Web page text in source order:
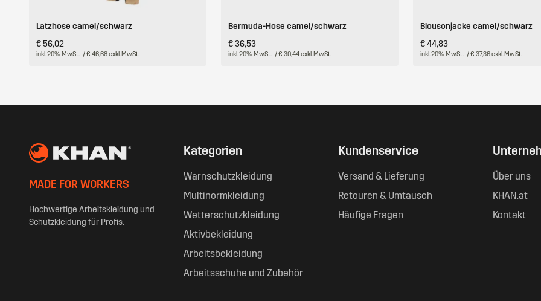
Latzhose camel/schwarz
€ 56,02
inkl. 20% MwSt. / € 46,68 exkl. MwSt.
Bermuda-Hose camel/schwarz
€ 36,53
inkl. 20% MwSt. / € 30,44 exkl. MwSt.
Blousonjacke camel/schwarz
€ 44,83
inkl. 20% MwSt. / € 37,36 exkl. MwSt.
MADE FOR WORKERS
Hochwertige Arbeitskleidung und
Schutzkleidung für Profis.
Kategorien
Warnschutzkleidung
Multinormkleidung
Wetterschutzkleidung
Aktivbekleidung
Arbeitsbekleidung
Arbeitsschuhe und Zubehör
Kundenservice
Versand & Lieferung
Retouren & Umtausch
Häufige Fragen
Über uns
KHAN.at
Kontakt